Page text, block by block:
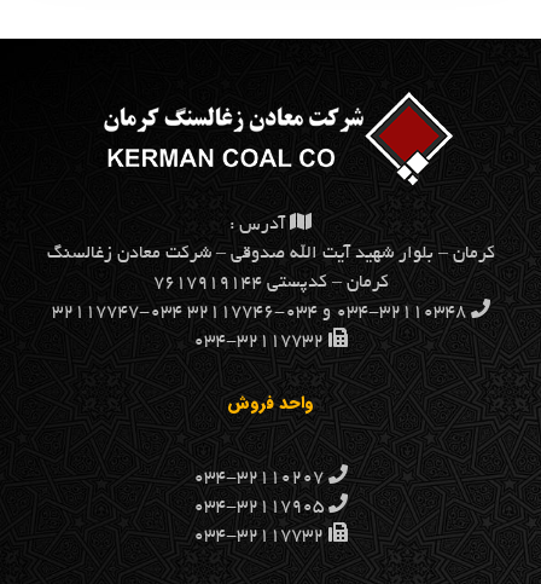
آدرس :
كرمان – بلوار شهيد آيت الله صدوقي – شركت معادن زغالسنگ
كرمان – کدپستی ۷۶۱۷۹۱۹۱۴۴
۰۳۴-۳۲۱۱۰۳۴۸ و ۰۳۴-۳۲۱۱۷۷۴۶ ۰۳۴-۳۲۱۱۷۷۴۷
۰۳۴-۳۲۱۱۷۷۳۲
واحد فروش
۰۳۴-۳۲۱۱۰۲۰۷
۰۳۴-۳۲۱۱۷۹۰۵
۰۳۴-۳۲۱۱۷۷۳۲